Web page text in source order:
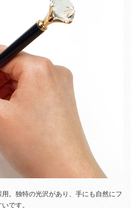
。独特の光沢があり、手にも自然にフ
です。